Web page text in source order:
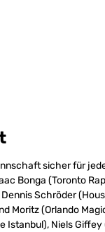
sicher für
Bonga (Toronto
Schröder
Moritz (Orlando
Niels Giffey